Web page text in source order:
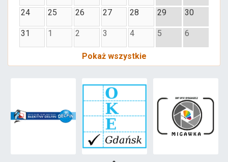
24 25 26 27 28 29 30
31 1 2 3 4 5 6
Pokaż wszystkie